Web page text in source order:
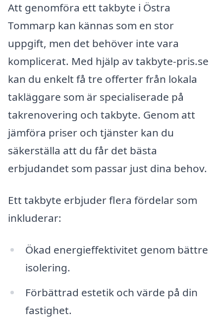
Att genomföra ett takbyte i Östra
Tommarp kan kännas som en stor
uppgift, men det behöver inte vara
komplicerat. Med hjälp av takbyte-pris.se
kan du enkelt få tre offerter från lokala
takläggare som är specialiserade på
takrenovering och takbyte. Genom att
jämföra priser och tjänster kan du
säkerställa att du får det bästa
erbjudandet som passar just dina behov.
Ett takbyte erbjuder flera fördelar som
inkluderar:
Ökad energieffektivitet genom bättre
isolering.
Förbättrad estetik och värde på din
fastighet.